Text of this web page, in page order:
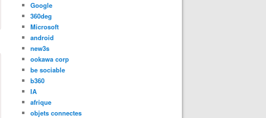
Google
360deg
Microsoft
android
new3s
ookawa corp
be sociable
b360
IA
afrique
objets connectes